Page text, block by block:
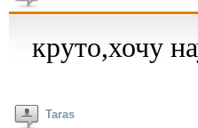
круто,хочу
Taras